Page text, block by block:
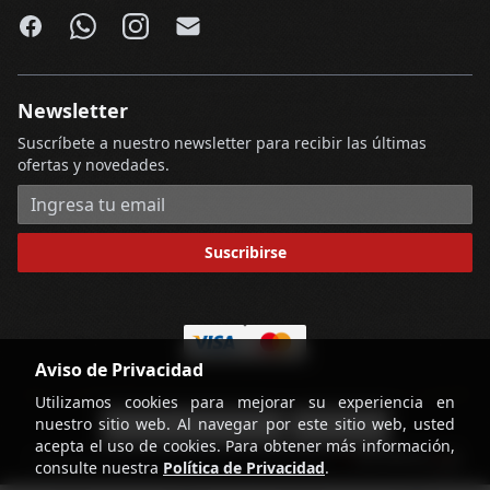
Aviso de Privacidad
Utilizamos cookies para mejorar su experiencia en
nuestro sitio web. Al navegar por este sitio web, usted
acepta el uso de cookies. Para obtener más información,
consulte nuestra Política de Privacidad.
Facebook
WhatsApp
Instagram
Email
Newsletter
Suscríbete a nuestro newsletter para recibir las últimas
ofertas y novedades.
Dirección de correo electrónico
Suscribirse
Términos y Condiciones - Contáctenos
Copyright © Licorería Alvear 2026 powered by